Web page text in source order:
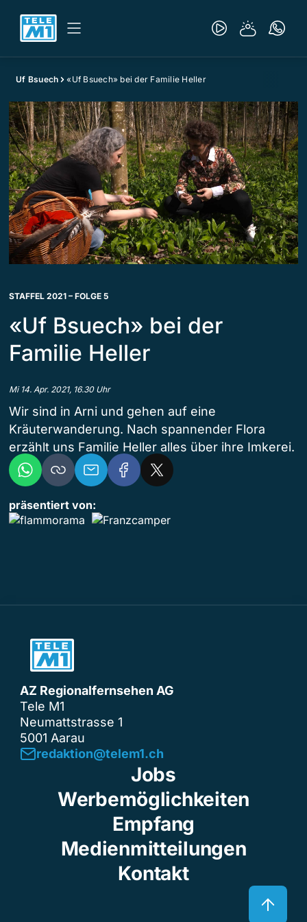
Uf Bsuech «Uf Bsuech» bei der Familie Heller
STAFFEL 2021 – FOLGE 5
«Uf Bsuech» bei der
Familie Heller
Mi 14. Apr. 2021, 16.30 Uhr
Wir sind in Arni und gehen auf eine
Kräuterwanderung. Nach spannender Flora
erzählt uns Familie Heller alles über ihre Imkerei.
präsentiert von:
AZ Regionalfernsehen AG
Tele M1
Neumattstrasse 1
5001 Aarau
redaktion@telem1.ch
Jobs
Werbemöglichkeiten
Empfang
Medienmitteilungen
Kontakt